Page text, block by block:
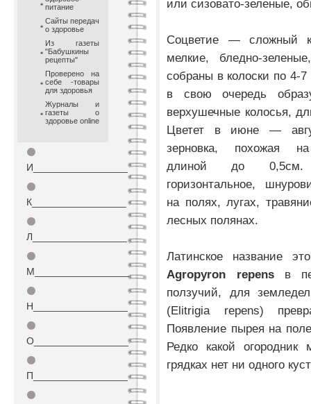
питание
Сайты передач
о здоровье
Из газеты
"Бабушкины
рецепты"
Проверено на
себе -товары
для здоровья
Журналы и
газеты о
здоровье online
⚫
И_________________
⚫
К_________________
⚫
Л_________________
⚫
М_________________
⚫
Н_________________
⚫
О_________________
⚫
П_________________
⚫
или сизовато-зеленые,
Соцветие — сложный
мелкие, бледно-
собраны в колоски по 4-
в свою очередь
верхушечные колосья,
Цветет в июне —
зерновка, похожая
длиной до 0,5см.
горизонтальное,
на полях, лугах,
лесных полянах.
Латинское название
Agropyron repensв
ползучий, для
(Elitrigia repens)
Появление пырея на
Редко какой
грядках нет ни одного